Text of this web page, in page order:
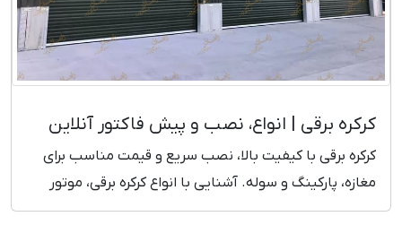
کرکره برقی | انواع، نصب و پیش فاکتور آنلاین
کرکره برقی با کیفیت بالا، نصب سریع و قیمت مناسب برای
مغازه، پارکینگ و سوله. آشنایی با انواع کرکره برقی، موتور
تیوبلار و ساید، مزایا و قیمت روز.